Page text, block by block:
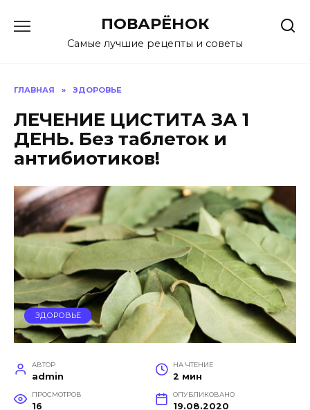
содержанию
ПОВАРЁНОК
Самые лучшие рецепты и советы
ГЛАВНАЯ » ЗДОРОВЬЕ
ЛЕЧЕНИЕ ЦИСТИТА ЗА 1
ДЕНЬ. Без таблеток и
антибиотиков!
ЗДОРОВЬЕ
АВТОР
admin
НА ЧТЕНИЕ
2 мин
ПРОСМОТРОВ
16
ОПУБЛИКОВАНО
19.08.2020